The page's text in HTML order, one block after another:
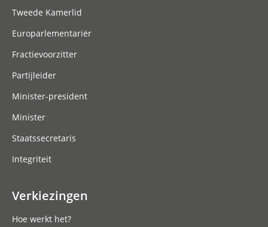
Tweede Kamerlid
Europarlementariër
Fractievoorzitter
Partijleider
Minister-president
Minister
Staatssecretaris
Integriteit
Verkiezingen
Hoe werkt het?